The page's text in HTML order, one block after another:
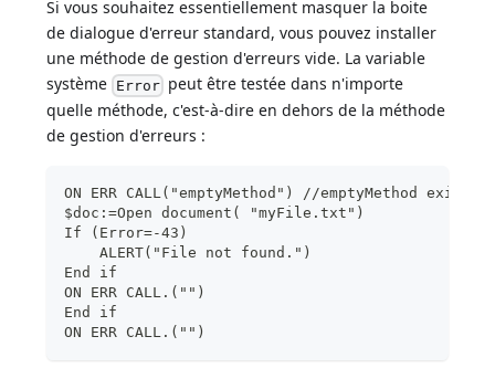
Si vous souhaitez essentiellement masquer la boite
de dialogue d'erreur standard, vous pouvez installer
une méthode de gestion d'erreurs vide. La variable
système Error peut être testée dans n'importe
quelle méthode, c'est-à-dire en dehors de la méthode
de gestion d'erreurs :
ON ERR CALL("emptyMethod") //emptyMethod
$doc:=Open document( "myFile.txt")
If (Error=-43)
    ALERT("File not found.")
End if
ON ERR CALL.("")
End if
ON ERR CALL.("")